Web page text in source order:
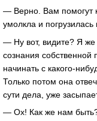
— Верно. Вам помогут
умолкла и погрузилась
— Ну вот, видите? Я же
сознания
начинать с какого-
Только потом она
сути дела, уже
— Ох! Как же нам